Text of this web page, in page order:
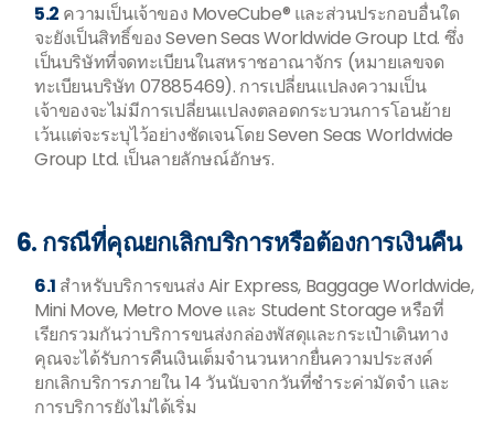
5.2 ความเป็นเจ้าของ MoveCube® และส่วนประกอบอื่นใด
จะยังเป็นสิทธิ์ของ Seven Seas Worldwide Group Ltd. ซึ่ง
เป็นบริษัทที่จดทะเบียนในสหราชอาณาจักร (หมายเลขจด
ทะเบียนบริษัท 07885469). การเปลี่ยนแปลงความเป็น
เจ้าของจะไม่มีการเปลี่ยนแปลงตลอดกระบวนการโอนย้าย
เว้นแต่จะระบุไว้อย่างชัดเจนโดย Seven Seas Worldwide
Group Ltd. เป็นลายลักษณ์อักษร.
6. กรณีที่คุณยกเลิกบริการหรือต้องการเงินคืน
6.1 สำหรับบริการขนส่ง Air Express, Baggage Worldwide,
Mini Move, Metro Move และ Student Storage หรือที่
เรียกรวมกันว่าบริการขนส่งกล่องพัสดุและกระเป๋าเดินทาง
คุณจะได้รับการคืนเงินเต็มจำนวนหากยื่นความประสงค์
ยกเลิกบริการภายใน 14 วันนับจากวันที่ชำระค่ามัดจำ และ
การบริการยังไม่ได้เริ่ม